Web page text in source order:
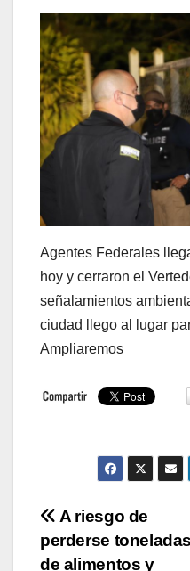
Agentes Federales
hoy y cerraron el
señalamientos
ciudad llego al lugar
Ampliaremos
Navegación
de
A riesgo de
perderse toneladas
de alimentos y